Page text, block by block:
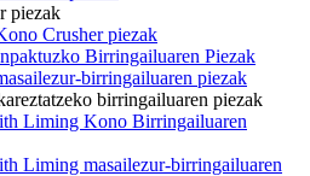
piezak
Crusher piezak
Birringailuaren Piezak
birringailuaren piezak
birringailuaren piezak
Liming Kono Birringailuaren
Liming masailezur-birringailuaren